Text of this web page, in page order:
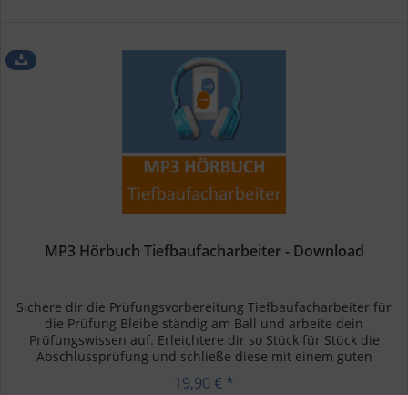
MP3 Hörbuch Tiefbaufacharbeiter - Download
Sichere dir die Prüfungsvorbereitung Tiefbaufacharbeiter für
die Prüfung Bleibe ständig am Ball und arbeite dein
Prüfungswissen auf. Erleichtere dir so Stück für Stück die
Abschlussprüfung und schließe diese mit einem guten
Ergebnis ab....
19,90 € *